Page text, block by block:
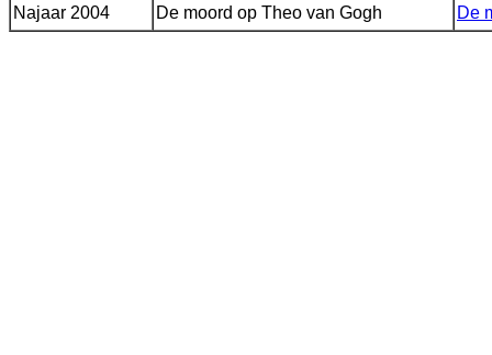
Najaar 2004 De moord op Theo van Gogh De